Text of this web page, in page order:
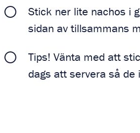
Stick ner lite nachos i
sidan av tillsammans
Tips! Vänta med att
dags att servera så de